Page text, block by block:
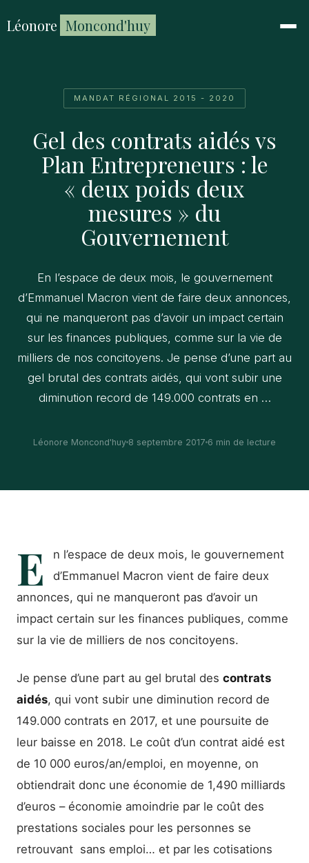
Léonore Moncond'huy
MANDAT RÉGIONAL 2015 - 2020
Gel des contrats aidés vs
Plan Entrepreneurs : le
« deux poids deux
mesures » du
Gouvernement
En l’espace de deux mois, le gouvernement
d’Emmanuel Macron vient de faire deux annonces,
qui ne manqueront pas d’avoir un impact certain
sur les finances publiques, comme sur la vie de
milliers de nos concitoyens. Je pense d’une part au
gel brutal des contrats aidés, qui vont subir une
diminution record de 149.000 contrats en …
Léonore Moncond'huy 8 septembre 2017 6 min de lecture
E
n l’espace de deux mois, le gouvernement
d’Emmanuel Macron vient de faire deux
annonces, qui ne manqueront pas d’avoir un
impact certain sur les finances publiques, comme
sur la vie de milliers de nos concitoyens.
Je pense d’une part au gel brutal des contrats
aidés, qui vont subir une diminution record de
149.000 contrats en 2017, et une poursuite de
leur baisse en 2018. Le coût d’un contrat aidé est
de 10 000 euros/an/emploi, en moyenne, on
obtiendrait donc une économie de 1,490 milliards
d’euros – économie amoindrie par le coût des
prestations sociales pour les personnes se
retrouvant sans emploi… et par les cotisations